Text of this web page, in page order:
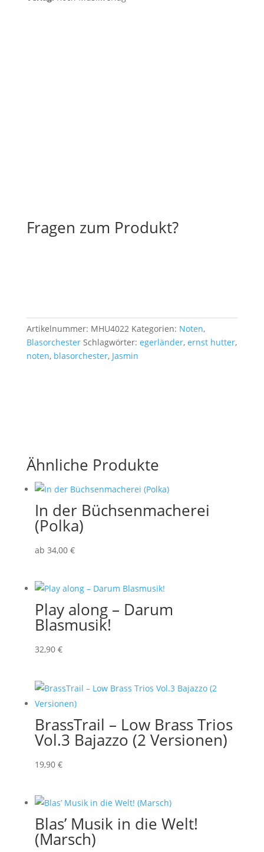
Fragen zum Produkt?
Artikelnummer: MHU4022 Kategorien: Noten,
Blasorchester Schlagwörter: egerländer, ernst hutter,
noten, blasorchester, Jasmin
Ähnliche Produkte
In der Büchsenmacherei
(Polka)
ab 34,00 €
Play along – Darum
Blasmusik!
32,90 €
BrassTrail – Low Brass Trios
Vol.3 Bajazzo (2 Versionen)
19,90 €
Blas’ Musik in die Welt!
(Marsch)